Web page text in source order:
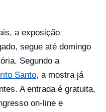
a exposição
segue até domingo
Segundo a
Santo, a mostra já
A entrada é gratuita,
on-line e